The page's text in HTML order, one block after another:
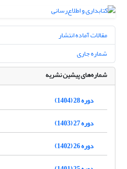
مقالات آماده انتشار
شماره جاری
شماره‌های پیشین نشریه
دوره 28 (1404)
دوره 27 (1403)
دوره 26 (1402)